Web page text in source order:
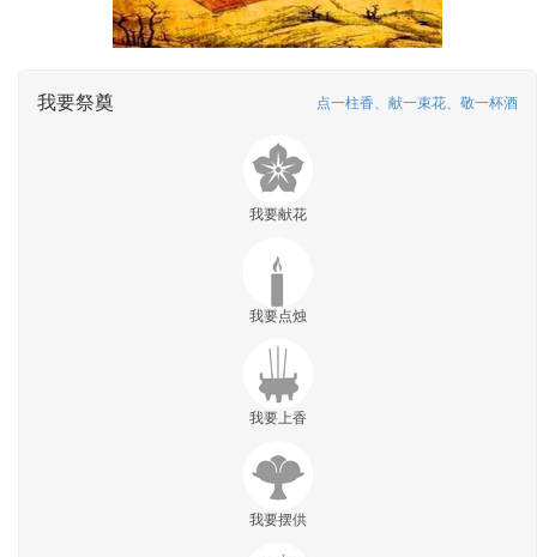
我要祭奠 点一柱香、献一束花、敬一杯酒
我要献花
我要点烛
我要上香
我要摆供